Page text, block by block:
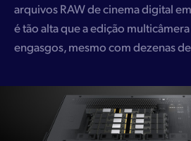
arquivos RAW de cinema digital
é tão alta que a edição
engasgos, mesmo com dezenas